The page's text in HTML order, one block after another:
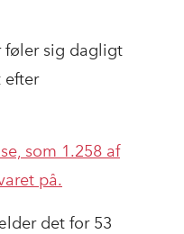
føler sig dagligt
efter
som 1.258 af
på.
det for 53